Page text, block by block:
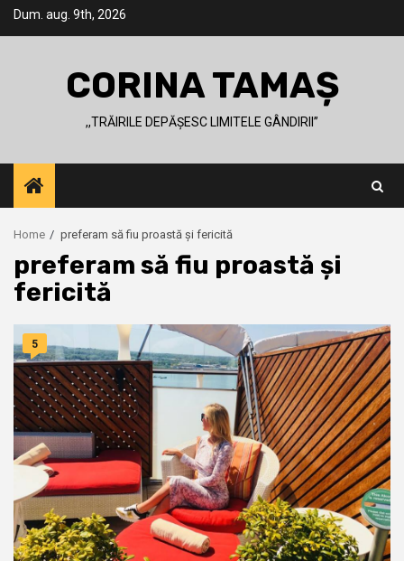
SkipDum. aug. 9th, 2026
CORINA TAMAȘ
,,TRĂIRILE DEPĂȘESC LIMITELE GÂNDIRII’’
Home preferam să fiu proastă și fericită
preferam să fiu proastă și
fericită
5